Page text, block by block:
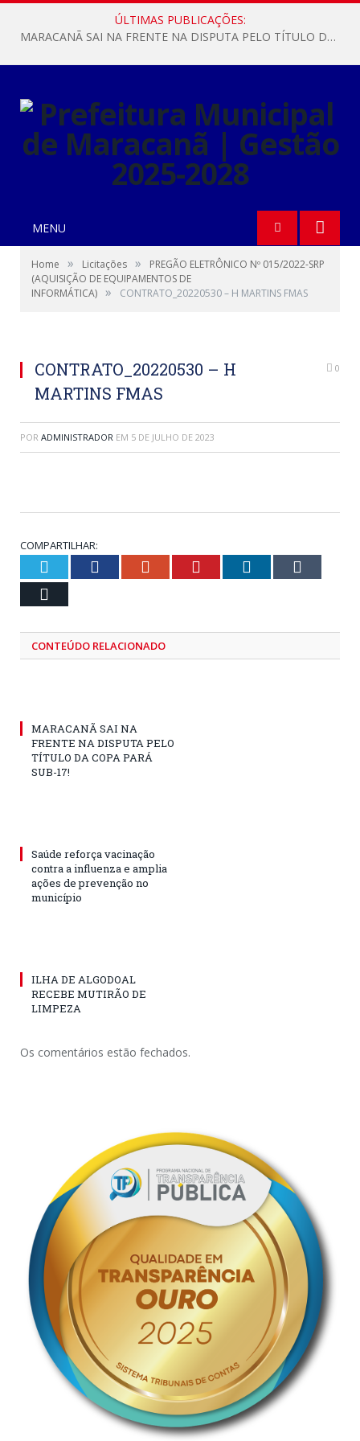
ÚLTIMAS PUBLICAÇÕES:
MARACANÃ SAI NA FRENTE NA DISPUTA PELO TÍTULO DA COPA PARÁ SUB-17!
MENU
Home » Licitações »
PREGÃO ELETRÔNICO Nº 015/2022-SRP
(AQUISIÇÃO DE EQUIPAMENTOS DE
INFORMÁTICA) » CONTRATO_20220530 – H MARTINS FMAS
CONTRATO_20220530 – H
MARTINS FMAS
0
POR ADMINISTRADOR EM 5 DE JULHO DE 2023
COMPARTILHAR:
Twitter Facebook Google+ Pinterest LinkedIn
CONTEÚDO RELACIONADO
MARACANÃ SAI NA
FRENTE NA DISPUTA PELO
TÍTULO DA COPA PARÁ
SUB-17!
Saúde reforça vacinação
contra a influenza e amplia
ações de prevenção no
município
ILHA DE ALGODOAL
RECEBE MUTIRÃO DE
LIMPEZA
Os comentários estão fechados.